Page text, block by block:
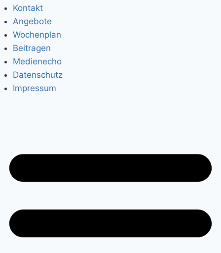
Kontakt
Angebote
Wochenplan
Beitragen
Medienecho
Datenschutz
Impressum